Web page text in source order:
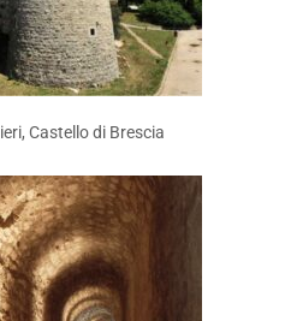
Castello di Brescia